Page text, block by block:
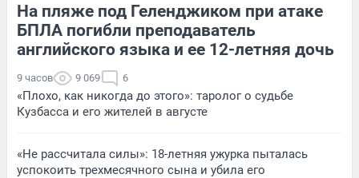
На пляже под Геленджиком при атаке
БПЛА погибли преподаватель
английского языка и ее 12-летняя дочь
9 часов 9 069 6
«Плохо, как никогда до этого»: таролог о судьбе
Кузбасса и его жителей в августе
«Не рассчитала силы»: 18-летняя ужурка пыталась
успокоить трехмесячного сына и убила его